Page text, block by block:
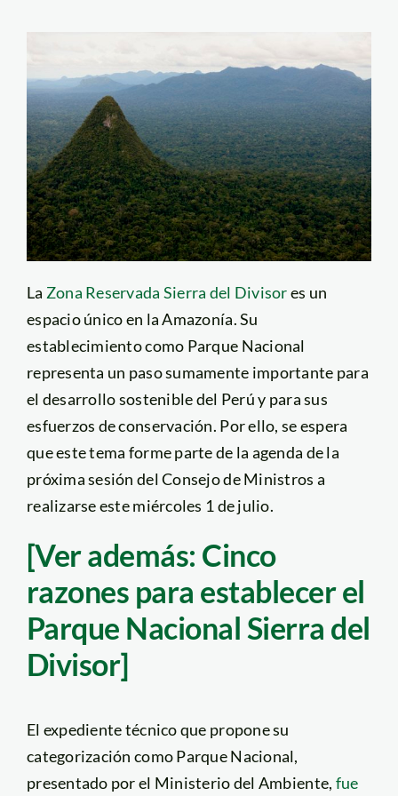
La Zona Reservada Sierra del Divisores un
espacio único en la Amazonía. Su
establecimiento como Parque Nacional
representa un paso sumamente importante para
el desarrollo sostenible del Perú y para sus
esfuerzos de conservación. Por ello, se espera
que este tema forme parte de la agenda de la
próxima sesión del Consejo de Ministros a
realizarse este miércoles 1 de julio.
[Ver además: Cinco
razones para establecer el
Parque Nacional Sierra del
Divisor]
El expediente técnico que propone su
categorización como Parque Nacional,
presentado por el Ministerio del Ambiente, fue